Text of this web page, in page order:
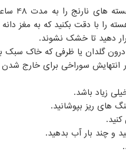
برای
دهید تا خشک نشوند.
انتهایش سوراخی برای خارج
زیاد باشد.
های ریز بپوشانید.
و چند بار آب بدهید.